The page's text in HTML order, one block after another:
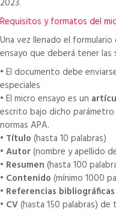
2023.
Requisitos y formatos del
Una vez llenado el
ensayo que deberá tener
• El documento debe
especiales
• El micro ensayo es un
escrito bajo dicho
normas APA.
• Título (hasta 10 palabras)
• Autor(nombre y apellido
• Resumen (hasta 100
• Contenido (mínimo 1000
• Referencias bibliográficas
• CV(hasta 150 palabras)